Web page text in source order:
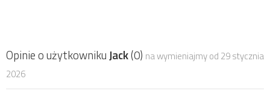
Opinie o użytkownikuJack(0) na wymieniajmy od 29 stycznia
2026